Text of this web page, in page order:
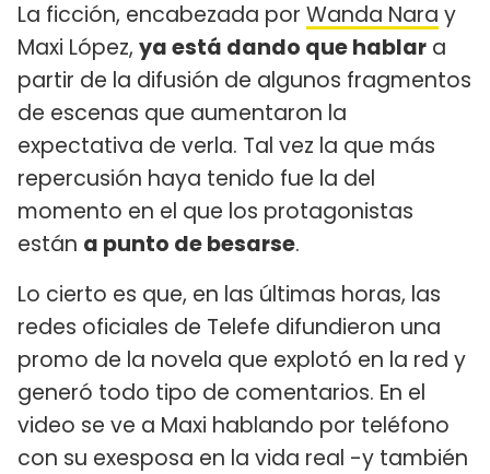
La ficción, encabezada por Wanda Nara y
Maxi López, ya está dando que hablar a
partir de la difusión de algunos fragmentos
de escenas que aumentaron la
expectativa de verla. Tal vez la que más
repercusión haya tenido fue la del
momento en el que los protagonistas
están a punto de besarse.
Lo cierto es que, en las últimas horas, las
redes oficiales de Telefe difundieron una
promo de la novela que explotó en la red y
generó todo tipo de comentarios. En el
video se ve a Maxi hablando por teléfono
con su exesposa en la vida real -y también